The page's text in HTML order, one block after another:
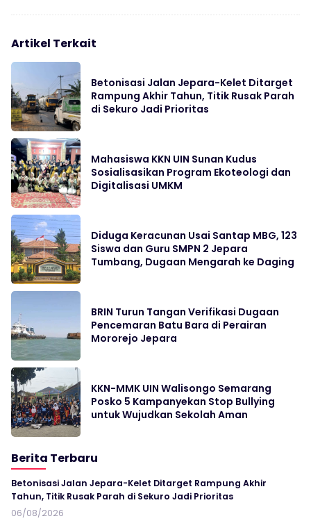
Artikel Terkait
Betonisasi Jalan Jepara-Kelet Ditarget
Rampung Akhir Tahun, Titik Rusak Parah
di Sekuro Jadi Prioritas
Mahasiswa KKN UIN Sunan Kudus
Sosialisasikan Program Ekoteologi dan
Digitalisasi UMKM
Diduga Keracunan Usai Santap MBG, 123
Siswa dan Guru SMPN 2 Jepara
Tumbang, Dugaan Mengarah ke Daging
BRIN Turun Tangan Verifikasi Dugaan
Pencemaran Batu Bara di Perairan
Mororejo Jepara
KKN-MMK UIN Walisongo Semarang
Posko 5 Kampanyekan Stop Bullying
untuk Wujudkan Sekolah Aman
Berita Terbaru
Betonisasi Jalan Jepara-Kelet Ditarget Rampung Akhir
Tahun, Titik Rusak Parah di Sekuro Jadi Prioritas
06/08/2026